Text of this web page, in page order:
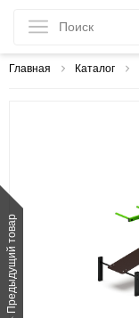
Главная Каталог
Предыдущий товар